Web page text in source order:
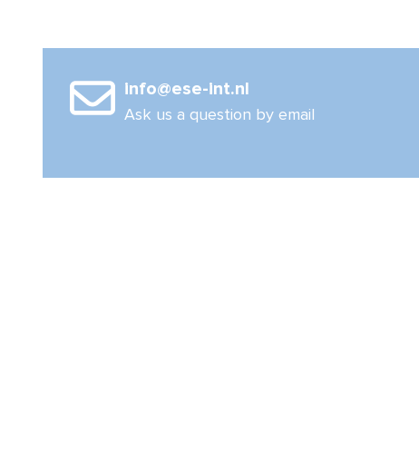
aantal
info@ese-int.nl
Ask us a question by email